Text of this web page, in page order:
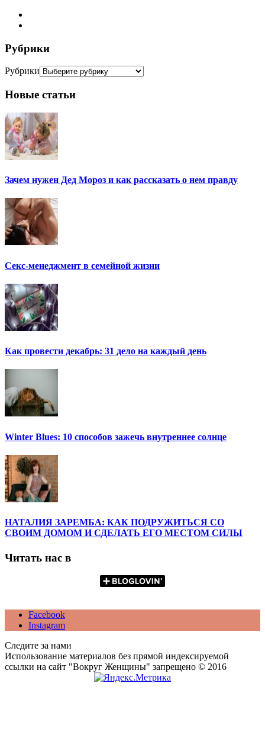
Рубрики
Рубрики
Новые статьи
Зачем нужен Дед Мороз и как рассказать о нем правду
Секс-менеджмент в семейной жизни
Как провести декабрь: 31 дело на каждый день
Winter Blues: 10 способов зажечь внутреннее солнце
НАТАЛИЯ ЗАРЕМБА: КАК ПОДРУЖИТЬСЯ СО
СВОИМ ДОМОМ И СДЕЛАТЬ ЕГО МЕСТОМ СИЛЫ
Читать нас в
Facebook
Instagram
Следите за нами
Использование материалов без прямой индексируемой
ссылки на сайт "Вокруг Женщины" запрещено © 2016